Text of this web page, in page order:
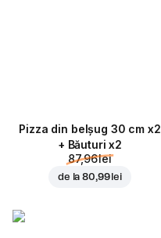
Pizza din belșug 30 cm x2
+ Băuturi x2
87,96 lei
de la80,99 lei